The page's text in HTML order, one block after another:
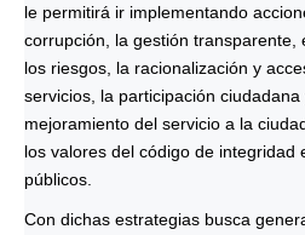
le permitirá ir implementando
corrupción, la gestión transparente,
los riesgos, la racionalización y
servicios, la participación
mejoramiento del servicio a la
los valores del código de integridad
públicos.
Con dichas estrategias busca